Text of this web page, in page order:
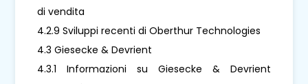
di vendita
4.2.9 Sviluppi recenti di Oberthur Technologies
4.3 Giesecke & Devrient
4.3.1 Informazioni su Giesecke & Devrient